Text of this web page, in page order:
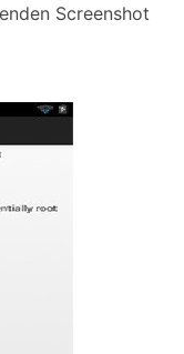
Screenshot